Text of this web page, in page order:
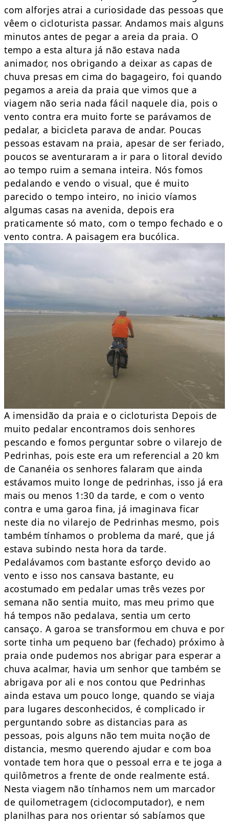
com alforjes atrai a curiosidade das pessoas que
vêem o cicloturista passar. Andamos mais alguns
minutos antes de pegar a areia da praia. O
tempo a esta altura já não estava nada
animador, nos obrigando a deixar as capas de
chuva presas em cima do bagageiro, foi quando
pegamos a areia da praia que vimos que a
viagem não seria nada fácil naquele dia, pois o
vento contra era muito forte se parávamos de
pedalar, a bicicleta parava de andar. Poucas
pessoas estavam na praia, apesar de ser feriado,
poucos se aventuraram a ir para o litoral devido
ao tempo ruim a semana inteira. Nós fomos
pedalando e vendo o visual, que é muito
parecido o tempo inteiro, no inicio víamos
algumas casas na avenida, depois era
praticamente só mato, com o tempo fechado e o
vento contra. A paisagem era bucólica.
A imensidão da praia e o cicloturista Depois de
muito pedalar encontramos dois senhores
pescando e fomos perguntar sobre o vilarejo de
Pedrinhas, pois este era um referencial a 20 km
de Cananéia os senhores falaram que ainda
estávamos muito longe de pedrinhas, isso já era
mais ou menos 1:30 da tarde, e com o vento
contra e uma garoa fina, já imaginava ficar
neste dia no vilarejo de Pedrinhas mesmo, pois
também tínhamos o problema da maré, que já
estava subindo nesta hora da tarde.
Pedalávamos com bastante esforço devido ao
vento e isso nos cansava bastante, eu
acostumado em pedalar umas três vezes por
semana não sentia muito, mas meu primo que
há tempos não pedalava, sentia um certo
cansaço. A garoa se transformou em chuva e por
sorte tinha um pequeno bar (fechado) próximo à
praia onde pudemos nos abrigar para esperar a
chuva acalmar, havia um senhor que também se
abrigava por ali e nos contou que Pedrinhas
ainda estava um pouco longe, quando se viaja
para lugares desconhecidos, é complicado ir
perguntando sobre as distancias para as
pessoas, pois alguns não tem muita noção de
distancia, mesmo querendo ajudar e com boa
vontade tem hora que o pessoal erra e te joga a
quilômetros a frente de onde realmente está.
Nesta viagem não tínhamos nem um marcador
de quilometragem (ciclocomputador), e nem
planilhas para nos orientar só sabíamos que